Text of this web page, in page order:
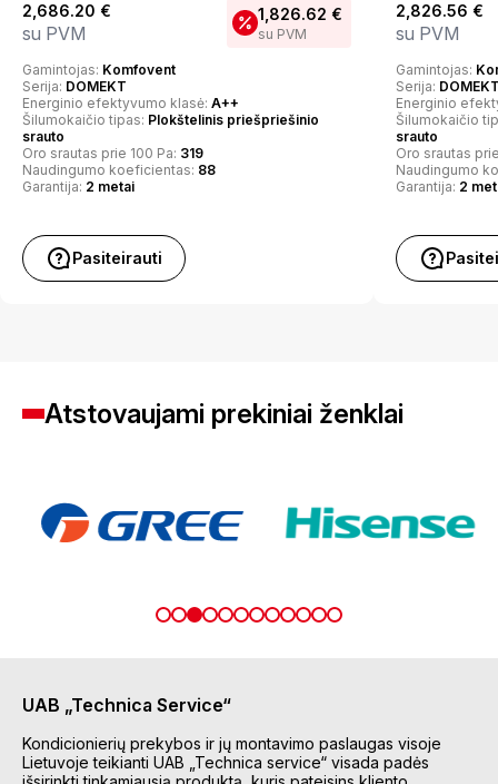
2,686.20 €
su PVM
1,826.62 €
su PVM
Gamintojas: Komfovent
Serija: DOMEKT
Energinio efektyvumo klasė: A++
Šilumokaičio tipas: Plokštelinis priešpriešinio
srauto
Oro srautas prie 100 Pa: 319
Naudingumo koeficientas: 88
Garantija: 2 metai
Pasiteirauti
2,826.56 €
su PVM
Gamintojas:
Serija:
Energinio
Šilumokaičio
srauto
Oro srautas
Naudingumo
Garantija: 2
Atstovaujami prekiniai ženklai
UAB „Technica Service“
Kondicionierių prekybos ir jų montavimo paslaugas visoje
Lietuvoje teikianti UAB „Technica service“ visada padės